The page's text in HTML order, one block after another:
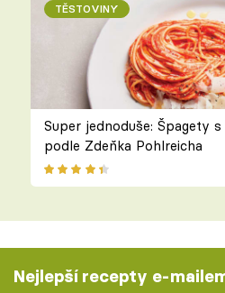
TĚSTOVINY
Super jednoduše: Špagety
podle Zdeňka Pohlreicha
Nejlepší recepty e-